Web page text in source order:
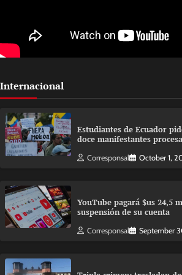
Internacional
Estudiantes de Ecuador
doce manifestantes
Corresponsal October 1,
YouTube pagará $us 24,5
suspensión de su cuenta
Corresponsal September